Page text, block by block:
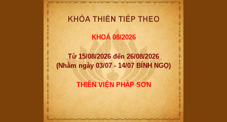
KHOÁ 08/2026
Từ 15/08/2026 đến 26/08/2026
(Nhằm ngày 03/07 - 14/07 BÍNH NGỌ)
THIỀN VIỆN PHÁP SƠN